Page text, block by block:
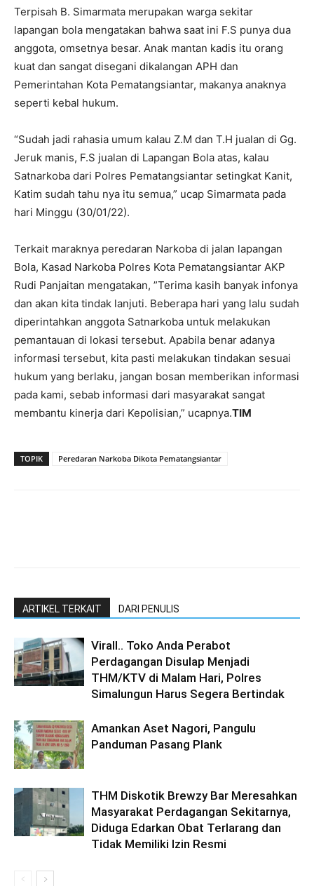
Terpisah B. Simarmata merupakan warga sekitar
lapangan bola mengatakan bahwa saat ini F.S punya dua
anggota, omsetnya besar. Anak mantan kadis itu orang
kuat dan sangat disegani dikalangan APH dan
Pemerintahan Kota Pematangsiantar, makanya anaknya
seperti kebal hukum.
“Sudah jadi rahasia umum kalau Z.M dan T.H jualan di Gg.
Jeruk manis, F.S jualan di Lapangan Bola atas, kalau
Satnarkoba dari Polres Pematangsiantar setingkat Kanit,
Katim sudah tahu nya itu semua,” ucap Simarmata pada
hari Minggu (30/01/22).
Terkait maraknya peredaran Narkoba di jalan lapangan
Bola, Kasad Narkoba Polres Kota Pematangsiantar AKP
Rudi Panjaitan mengatakan, ”Terima kasih banyak infonya
dan akan kita tindak lanjuti. Beberapa hari yang lalu sudah
diperintahkan anggota Satnarkoba untuk melakukan
pemantauan di lokasi tersebut. Apabila benar adanya
informasi tersebut, kita pasti melakukan tindakan sesuai
hukum yang berlaku, jangan bosan memberikan informasi
pada kami, sebab informasi dari masyarakat sangat
membantu kinerja dari Kepolisian,” ucapnya.TIM
TOPIK Peredaran Narkoba Dikota Pematangsiantar
ARTIKEL TERKAIT DARI PENULIS
Virall.. Toko Anda Perabot
Perdagangan Disulap Menjadi
THM/KTV di Malam Hari, Polres
Simalungun Harus Segera Bertindak
Amankan Aset Nagori, Pangulu
Panduman Pasang Plank
THM Diskotik Brewzy Bar Meresahkan
Masyarakat Perdagangan Sekitarnya,
Diduga Edarkan Obat Terlarang dan
Tidak Memiliki Izin Resmi